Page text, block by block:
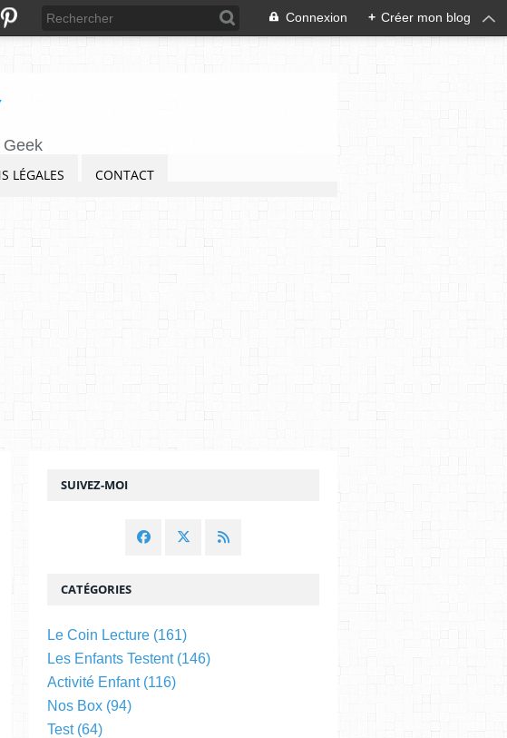
Connexion + Créer mon blog
Geek
LÉGALES CONTACT
SUIVEZ-MOI
CATÉGORIES
Le Coin Lecture (161)
Les Enfants Testent(146)
Activité Enfant(116)
Nos Box (94)
Test(64)